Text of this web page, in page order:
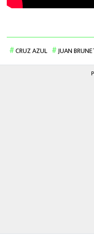
CRUZ AZUL JUAN